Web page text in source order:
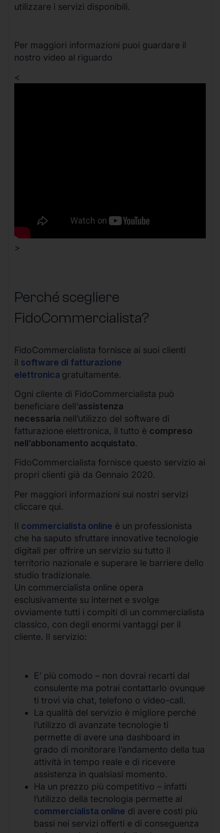
utilizzare i servizi disponibili.
Per maggiori informazioni puoi guardare il
nostro video al riguardo
<
>
Perché scegliere
FidoCommercialista?
FidoCommercialista fornisce ai suoi clienti
il software di fatturazione
elettronica gratuitamente.
Ogni cliente di FidoCommercialista può
beneficiare dell’assistenza
necessaria nell’utilizzo del software di
fatturazione elettronica, il tutto è compreso
nell’abbonamento acquistato.
FidoCommercialista fornisce questo servizio ai
propri clienti già da Gennaio 2020.
Per maggiori informazioni sui nostri servizi
cliccare qui.
Il commercialista online è un professionista
che ha saputo sfruttare innovative tecnologie
digitali per offrire un servizio su tutto il
territorio nazionale e superare le barriere dello
studio tradizionale.
Un commercialista online opera
esclusivamente su internet e svolge
ovviamente tutti i compiti di un commercialista
classico, con degli enormi vantaggi per il
cliente. Il servizio:
E’ più comodo – non dovrai recarti dal
consulente ma potrai contattarlo ovunque
ti trovi via chat, telefono o video-call.
La qualità del servizio è migliore perché
l’utilizzo di avanzate tecnologie ti
permette di avere una dashboard in
grado di monitorare l’andamento della tua
attività in tempo reale e di ricevere
assistenza in qualsiasi momento.
Ha un prezzo più competitivo – infatti
l’utilizzo della tecnologia permette al
commercialista online di avere costi più
bassi nei servizi offerti e di conseguenza